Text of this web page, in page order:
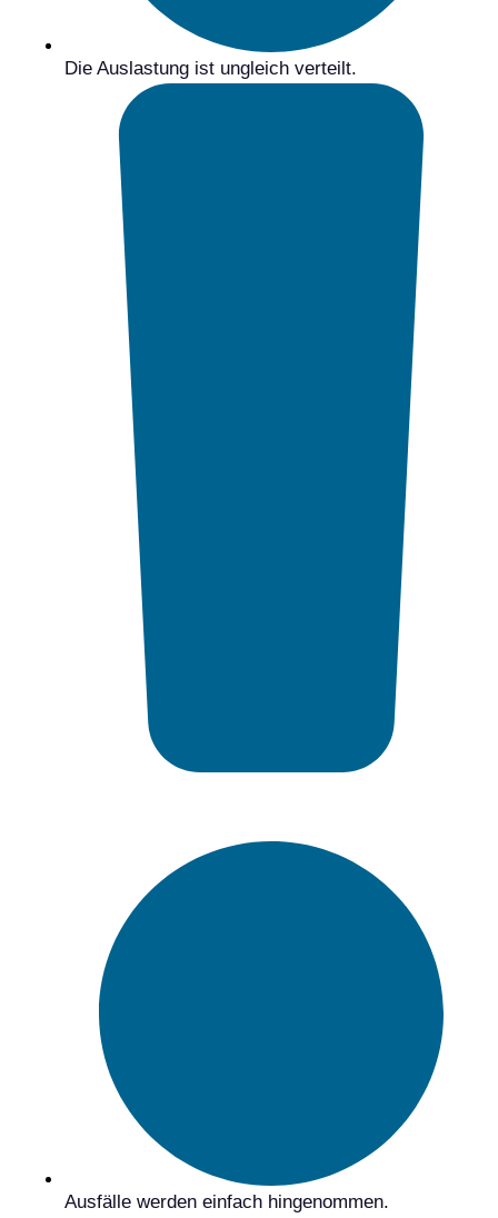
Die Auslastung ist ungleich verteilt.
Ausfälle werden einfach hingenommen.